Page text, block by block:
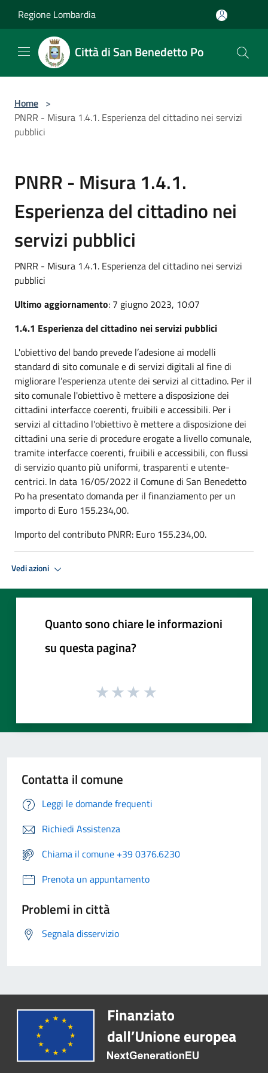
Regione Lombardia
Città di San Benedetto Po
Home >
PNRR - Misura 1.4.1. Esperienza del cittadino nei servizi
pubblici
PNRR - Misura 1.4.1.
Esperienza del cittadino nei
servizi pubblici
PNRR - Misura 1.4.1. Esperienza del cittadino nei servizi
pubblici
Ultimo aggiornamento: 7 giugno 2023, 10:07
1.4.1 Esperienza del cittadino nei servizi pubblici
L'obiettivo del bando prevede l’adesione ai modelli
standard di sito comunale e di servizi digitali al fine di
migliorare l’esperienza utente dei servizi al cittadino. Per il
sito comunale l'obiettivo è mettere a disposizione dei
cittadini interfacce coerenti, fruibili e accessibili. Per i
servizi al cittadino l'obiettivo è mettere a disposizione dei
cittadini una serie di procedure erogate a livello comunale,
tramite interfacce coerenti, fruibili e accessibili, con flussi
di servizio quanto più uniformi, trasparenti e utente-
centrici. In data 16/05/2022 il Comune di San Benedetto
Po ha presentato domanda per il finanziamento per un
importo di Euro 155.234,00.
Importo del contributo PNRR: Euro 155.234,00.
Vedi azioni
Quanto sono chiare le informazioni
su questa pagina?
Contatta il comune
Leggi le domande frequenti
Richiedi Assistenza
Chiama il comune +39 0376.6230
Prenota un appuntamento
Problemi in città
Segnala disservizio